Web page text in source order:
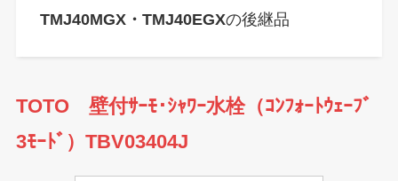
TMJ40MGX・TMJ40EGXの後継品
TOTO 壁付ｻｰﾓ･ｼｬﾜｰ水栓（ｺﾝﾌｫｰﾄｳｪｰﾌﾞ
3ﾓｰﾄﾞ）TBV03404J